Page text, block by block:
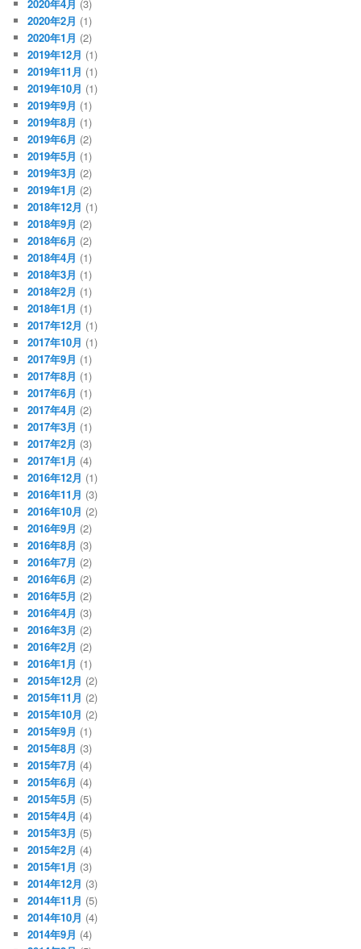
2020年4月 (3)
2020年2月 (1)
2020年1月 (2)
2019年12月 (1)
2019年11月 (1)
2019年10月 (1)
2019年9月 (1)
2019年8月 (1)
2019年6月 (2)
2019年5月 (1)
2019年3月 (2)
2019年1月 (2)
2018年12月 (1)
2018年9月 (2)
2018年6月 (2)
2018年4月 (1)
2018年3月 (1)
2018年2月 (1)
2018年1月 (1)
2017年12月 (1)
2017年10月 (1)
2017年9月 (1)
2017年8月 (1)
2017年6月 (1)
2017年4月 (2)
2017年3月 (1)
2017年2月 (3)
2017年1月 (4)
2016年12月 (1)
2016年11月 (3)
2016年10月 (2)
2016年9月 (2)
2016年8月 (3)
2016年7月 (2)
2016年6月 (2)
2016年5月 (2)
2016年4月 (3)
2016年3月 (2)
2016年2月 (2)
2016年1月 (1)
2015年12月 (2)
2015年11月 (2)
2015年10月 (2)
2015年9月 (1)
2015年8月 (3)
2015年7月 (4)
2015年6月 (4)
2015年5月 (5)
2015年4月 (4)
2015年3月 (5)
2015年2月 (4)
2015年1月 (3)
2014年12月 (3)
2014年11月 (5)
2014年10月 (4)
2014年9月 (4)